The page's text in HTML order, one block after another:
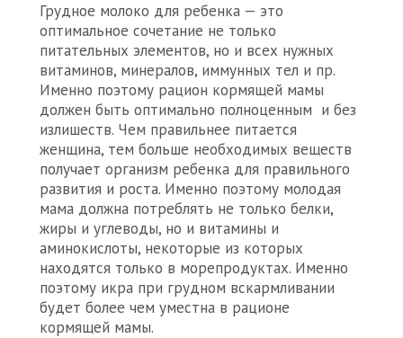
Грудное молоко для ребенка — это
оптимальное сочетание не только
питательных элементов, но и всех нужных
витаминов, минералов, иммунных тел и пр.
Именно поэтому рацион кормящей мамы
должен быть оптимально полноценным и без
излишеств. Чем правильнее питается
женщина, тем больше необходимых веществ
получает организм ребенка для правильного
развития и роста. Именно поэтому молодая
мама должна потреблять не только белки,
жиры и углеводы, но и витамины и
аминокислоты, некоторые из которых
находятся только в морепродуктах. Именно
поэтому икра при грудном вскармливании
будет более чем уместна в рационе
кормящей мамы.